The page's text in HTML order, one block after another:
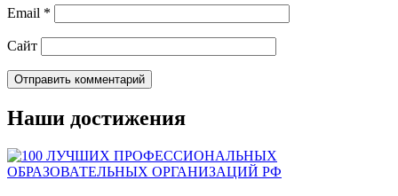
Email *
Сайт
Наши достижения